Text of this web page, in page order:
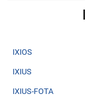
IXIOS
IXIUS
IXIUS-FOTA